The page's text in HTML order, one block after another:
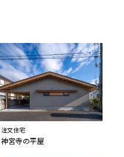
注文住宅
神宮寺の平屋